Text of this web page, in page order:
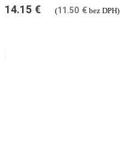
14.15 € (11.50 € bez DPH)